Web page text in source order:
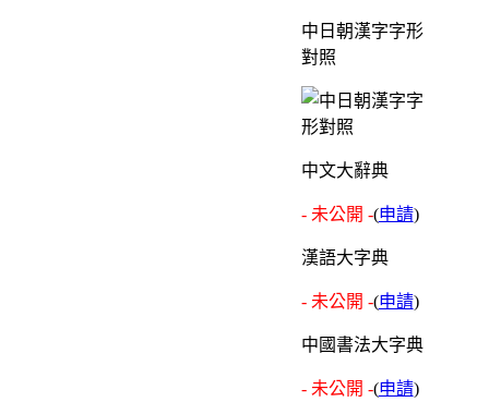
中日朝漢字字形
對照
中文大辭典
- 未公開 -(申請)
漢語大字典
- 未公開 -(申請)
中國書法大字典
- 未公開 -(申請)